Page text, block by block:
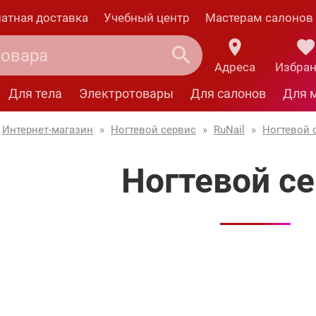
доставка Учебный центр Мастерам салонов
Адреса
Для тела Электротовары Для салонов Для
Интернет-магазин » Ногтевой сервис » RuNail » Ногтевой
Ногтевой